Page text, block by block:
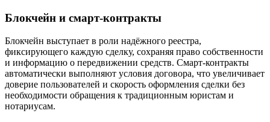
Блокчейн и смарт-контракты
Блокчейн выступает в роли надёжного реестра,
фиксирующего каждую сделку, сохраняя право собственности
и информацию о передвижении средств. Смарт-контракты
автоматически выполняют условия договора, что увеличивает
доверие пользователей и скорость оформления сделки без
необходимости обращения к традиционным юристам и
нотариусам.